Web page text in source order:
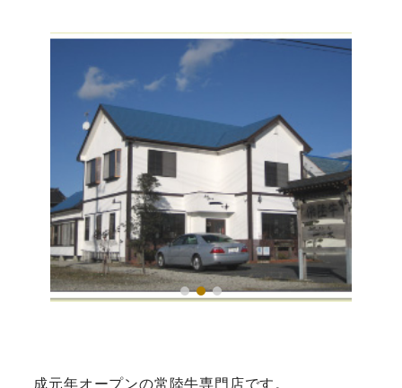
成元年オープンの常陸牛専門店です。